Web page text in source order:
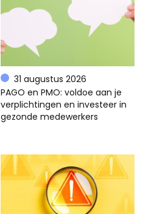
31 augustus 2026
PAGO en PMO: voldoe aan je
verplichtingen en investeer in
gezonde medewerkers